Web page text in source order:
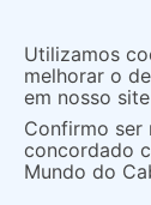
As
O que você
Utilizamos
melhorar o
em nosso
Confirmo ser
concordado
Mundo do